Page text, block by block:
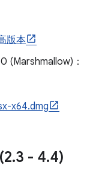
版本
(Marshmallow)：
x64.dmg
.3 - 4.4)